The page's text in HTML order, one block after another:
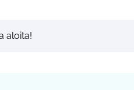
aloita!